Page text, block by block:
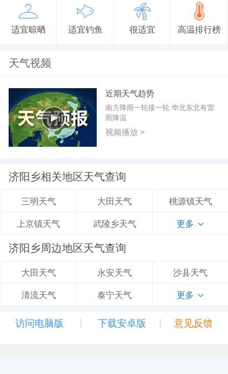
适宜晾晒 适宜钓鱼 很适宜 高温排行榜
天气视频
近期天气趋势
南方降雨一轮接一轮 华北东北有雷
雨降温
视频播放 >
济阳乡相关地区天气查询
三明天气 大田天气 桃源镇天气
上京镇天气 武陵乡天气 更多
济阳乡周边地区天气查询
大田天气 永安天气 沙县天气
清流天气 泰宁天气 更多
访问电脑版 | 下载安卓版 | 意见反馈